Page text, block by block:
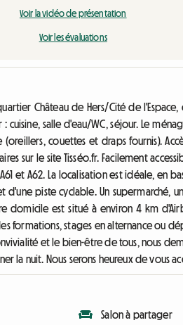
Voir la vidéo de présentation
Voir les évaluations
Château de Hers/Cité de
salle d'eau/WC, séjour. Le
couettes et draps fournis).
sur le site Tisséo.fr. Facilement
et A62. La localisation est idéale, en
d'une piste cyclable. Un supermarché,
domicile est situé à environ 4 km
formations, stages en alternance ou
et le bien-être de tous, nous
la nuit. Nous serons heureux de vous
Salon à partager